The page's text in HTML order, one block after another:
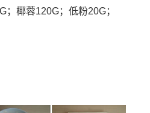
椰蓉120G；低粉20G；